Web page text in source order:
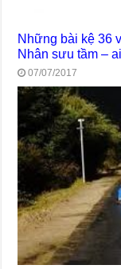
Những bài kệ 36
Nhân sưu tầm –
07/07/2017